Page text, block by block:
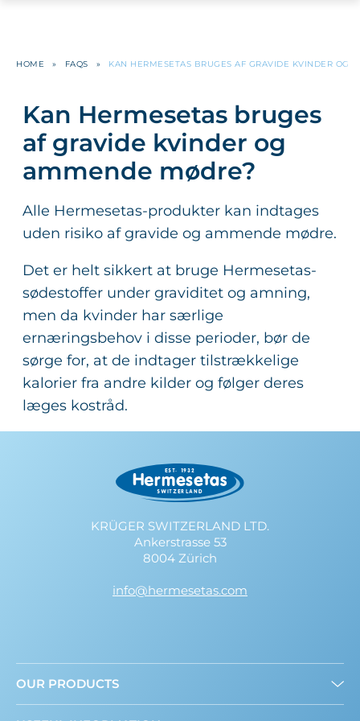
HOME » FAQS » KAN HERMESETAS BRUGES AF GRAVIDE KVINDER OG
Kan Hermesetas bruges
af gravide kvinder og
ammende mødre?
Alle Hermesetas-produkter kan indtages
uden risiko af gravide og ammende mødre.
Det er helt sikkert at bruge Hermesetas-
sødestoffer under graviditet og amning,
men da kvinder har særlige
ernæringsbehov i disse perioder, bør de
sørge for, at de indtager tilstrækkelige
kalorier fra andre kilder og følger deres
læges kostråd.
KRÜGER SWITZERLAND LTD.
Ankerstrasse 53
8004 Zürich
info@hermesetas.com
OUR PRODUCTS